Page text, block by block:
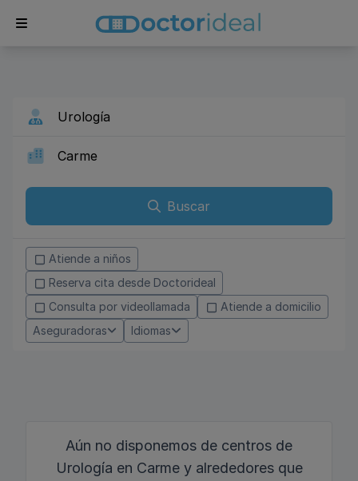
Buscar
Atiende a niños
Reserva cita desde Doctorideal
Consulta por videollamada
Atiende a domicilio
Aseguradoras
Idiomas
Aún no disponemos de centros de
Urología en Carme y alrededores que